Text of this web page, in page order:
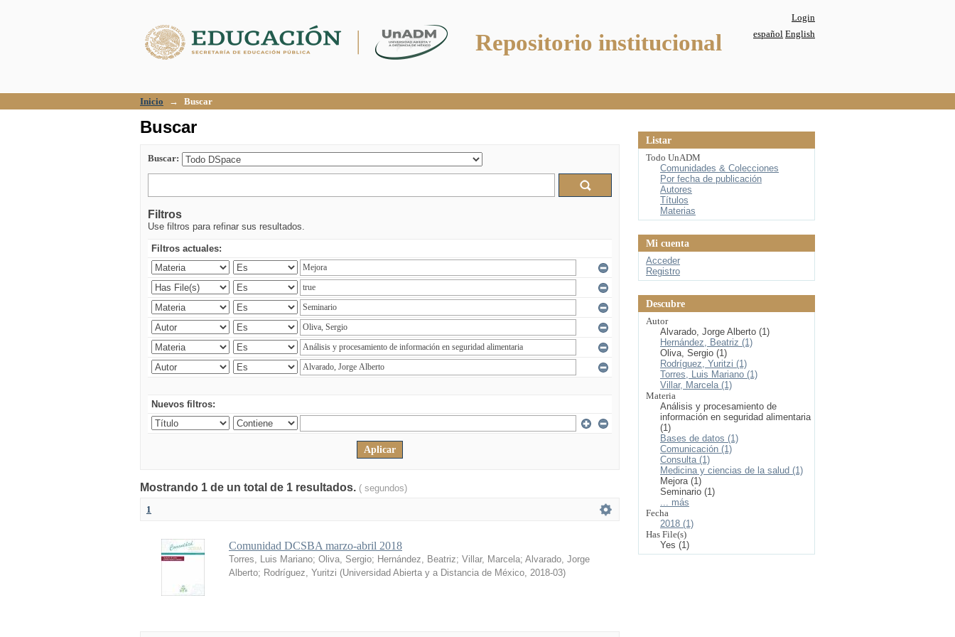
Repositorio institucional
Login
español English
Inicio → Buscar
Buscar
Buscar:
Filtros
Use filtros para refinar sus resultados.
Filtros actuales:
Nuevos filtros:
Mostrando 1 de un total de 1 resultados. ( segundos)
1
Comunidad DCSBA marzo-abril 2018
Torres, Luis Mariano; Oliva, Sergio; Hernández, Beatriz; Villar, Marcela; Alvarado, Jorge
Alberto; Rodríguez, Yuritzi (Universidad Abierta y a Distancia de México, 2018-03)
Listar
Todo UnADM
Comunidades & Colecciones
Por fecha de publicación
Autores
Títulos
Materias
Mi cuenta
Acceder
Registro
Descubre
Autor
Alvarado, Jorge Alberto (1)
Hernández, Beatriz (1)
Oliva, Sergio (1)
Rodríguez, Yuritzi (1)
Torres, Luis Mariano (1)
Villar, Marcela (1)
Materia
Análisis y procesamiento de
información en seguridad alimentaria
(1)
Bases de datos (1)
Comunicación (1)
Consulta (1)
Medicina y ciencias de la salud (1)
Mejora (1)
Seminario (1)
... más
Fecha
2018 (1)
Has File(s)
Yes (1)